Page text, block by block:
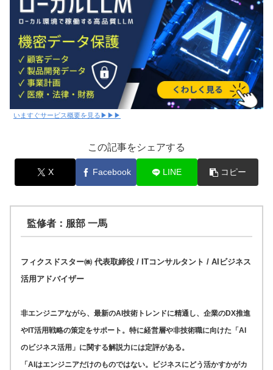
いますぐサービス概要を見る▶▶▶
この記事をシェアする
X Facebook LINE コピー
監修者：服部 一馬
フィクスドスター㈱ 代表取締役 / ITコンサルタント / AIビジネス
活用アドバイザー
非エンジニアながら、最新のAI技術トレンドに精通し、企業のDX推進
やIT活用戦略の策定をサポート。特に経営層や非技術職に向けた「AI
のビジネス活用」に関する解説力には定評がある。
「AIはエンジニアだけのものではない。ビジネスにどう活かすかがカ